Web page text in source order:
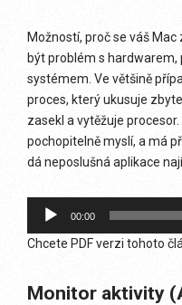
Možností, proč se váš
být problém s hardwarem,
systémem. Ve většině
proces, který ukusuje
zasekl a vytěžuje
pochopitelně myslí, a má
dá neposlušná aplikace
Audio
00:00
Chcete PDF verzi tohoto
Monitor aktivity